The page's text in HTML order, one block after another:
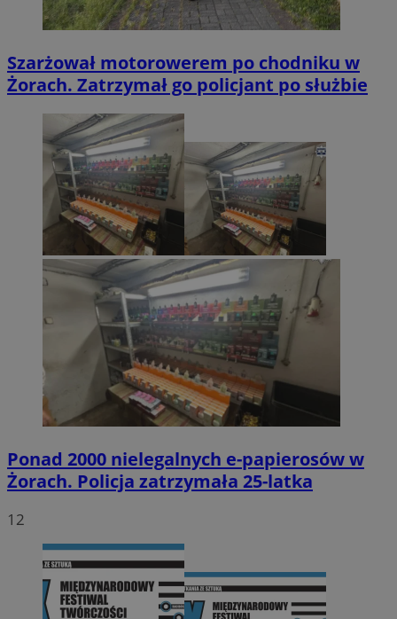
Szarżował motorowerem po chodniku w
Żorach. Zatrzymał go policjant po służbie
Ponad 2000 nielegalnych e-papierosów w
Żorach. Policja zatrzymała 25-latka
12